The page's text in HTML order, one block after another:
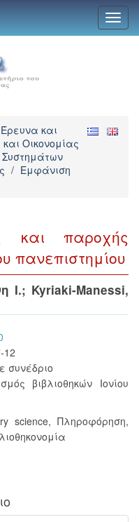
και
Οικονομίας
Συστημάτων
/ Εμφάνιση
και παροχής
πανεπιστημίου
Ι.; Kyriaki-Manessi,
12
συνέδριο
βιβλιοθηκών Ιονίου
science,Πληροφόρηση,